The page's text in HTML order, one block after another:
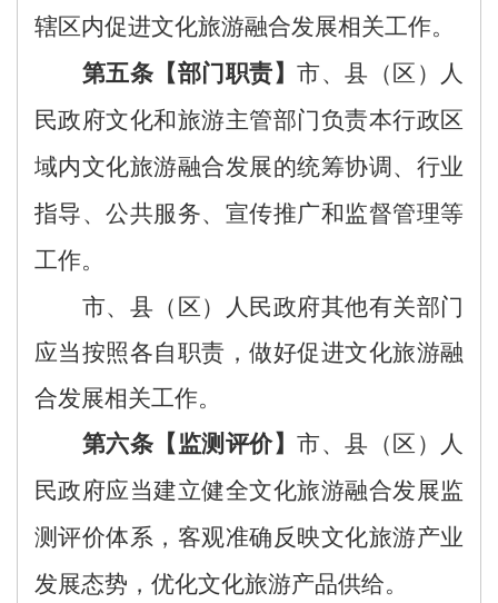
辖区内促进文化旅游融合发展相关工作。
第五条【部门职责】市、县 （区）人
民政府文化和旅游主管部门负责本行政区
域内文化旅游融合发展的统筹协调、行业
指导、公共服务、 宣传推广和监督管理等
工作。
市、县 （区） 人民政府其他有关部门
应当按照各自职责 ，做好促进文化旅游融
合发展相关工作。
第六条 【 监测评价】市、县 （区）
人
民政府应当建立健全文化旅游融合发展监
测评价体系，客观准确反映文化旅游产业
发展态势，优化文化旅游产品供给。